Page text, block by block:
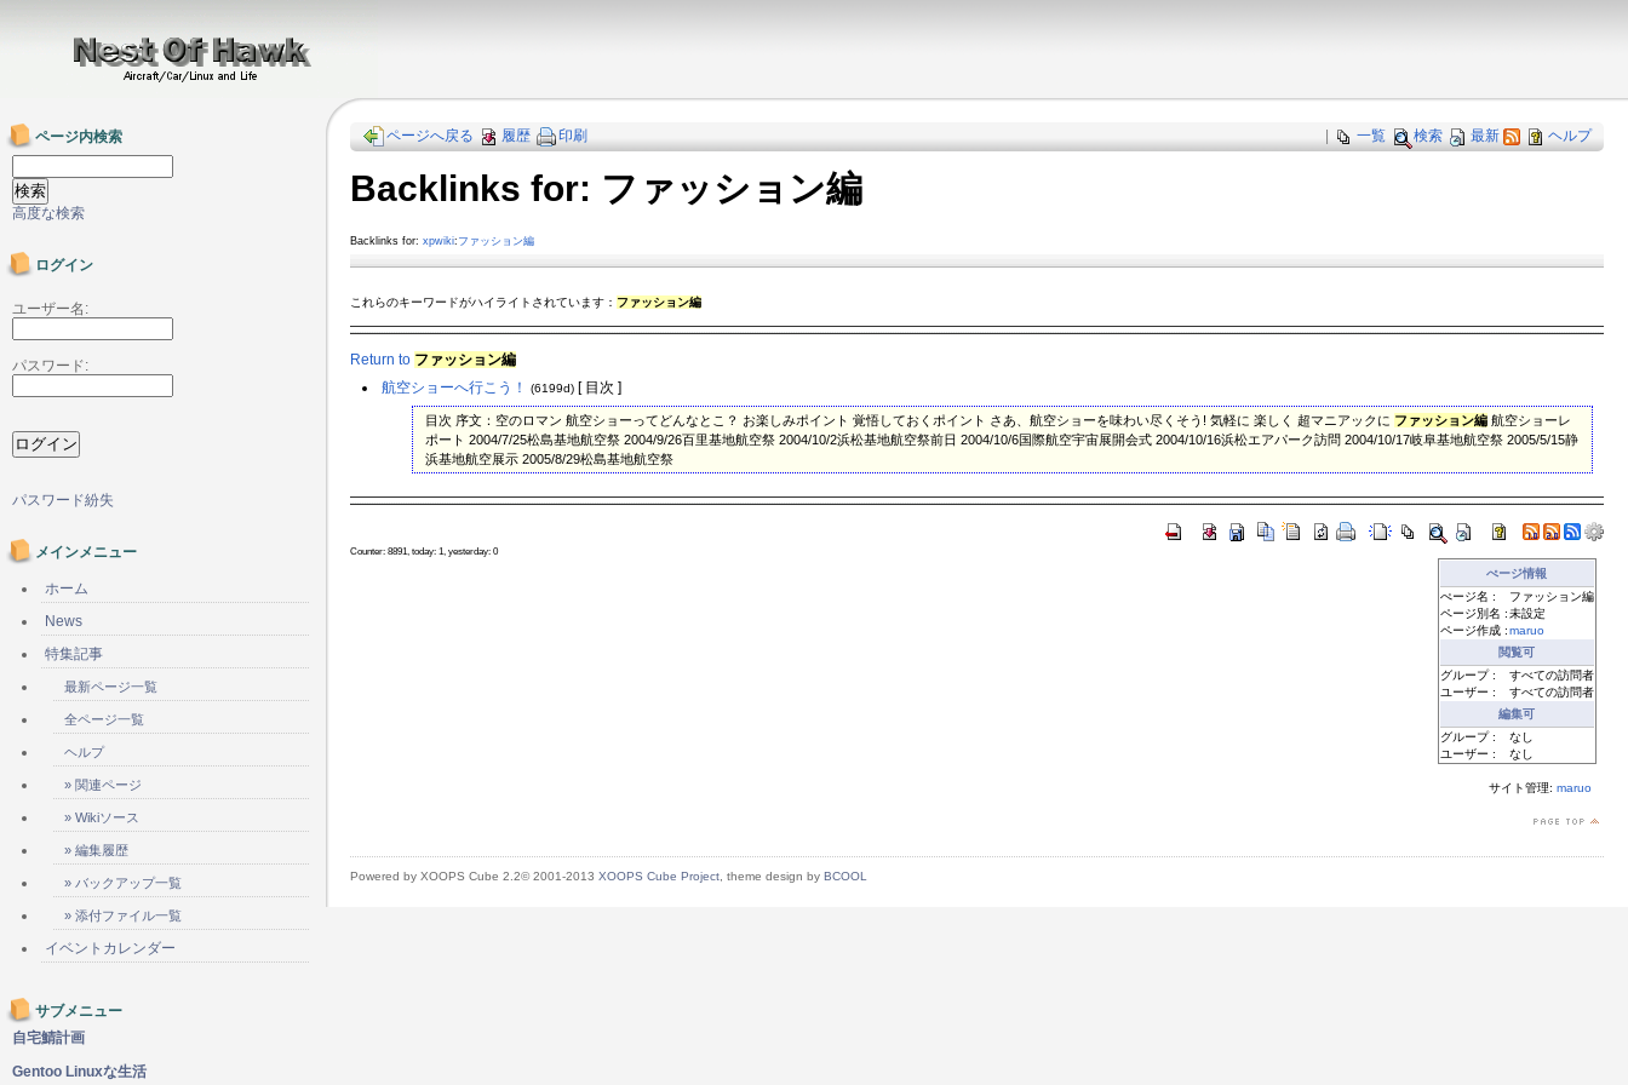
一覧 検索 最新 ヘルプ
ページへ戻る 履歴 印刷
Backlinks for: ファッション編
Backlinks for: xpwiki: ファッション編
これらのキーワードがハイライトされています： ファッション編
Return to ファッション編
航空ショーへ行こう！
(6199d)[ 目次 ]
目次 序文：空のロマン 航空ショーってどんなとこ？ お楽しみポイント 覚悟しておくポイント さあ、航空ショーを味わい尽くそう! 気軽に 楽しく 超マニアックに ファッション編航空ショーレ
ポート 2004/7/25松島基地航空祭 2004/9/26百里基地航空祭 2004/10/2浜松基地航空祭前日 2004/10/6国際航空宇宙展開会式 2004/10/16浜松エアパーク訪問 2004/10/17岐阜基地航空祭 2005/5/15静
浜基地航空展示 2005/8/29松島基地航空祭
ぺージ情報
ぺージ名 :
ファッション編
ページ別名 :未設定
ページ作成 :maruo
閲覧可
グループ :
すべての訪問者
ユーザー :
すべての訪問者
編集可
グループ :
なし
ユーザー :
なし
Counter: 8891, today: 1, yesterday: 0
サイト管理: maruo
Powered by XOOPS Cube 2.2© 2001-2013 XOOPS Cube Project, theme design by BCOOL
ページ内検索
高度な検索
ログイン
ユーザー名:
パスワード:
パスワード紛失
メインメニュー
ホーム
News
特集記事
最新ページ一覧
全ページ一覧
ヘルプ
» 関連ページ
» Wikiソース
» 編集履歴
» バックアップ一覧
» 添付ファイル一覧
イベントカレンダー
サブメニュー
自宅鯖計画
Gentoo Linuxな生活